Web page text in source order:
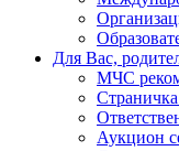
Для Вас,
МЧС
Аукцион